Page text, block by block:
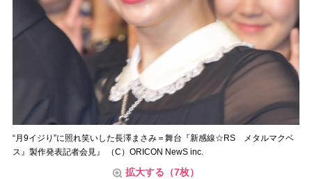
“月9イジり”に照れ笑いした長澤まさみ＝舞台『新感線☆RS メタルマクベ
ス』製作発表記者会見』 （C）ORICON NewS inc.
拡大する（7枚）